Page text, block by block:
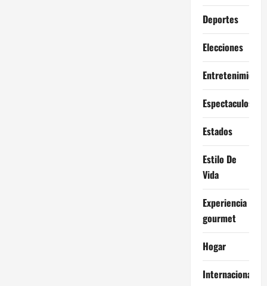
Deportes
Elecciones
Entretenimiento
Espectaculos
Estados
Estilo De
Vida
Experiencia
gourmet
Hogar
Internacional